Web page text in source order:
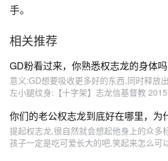
手。
相关推荐
GD粉看过来，你熟悉权志龙的身体吗
意义:GD想要吸收更多好的东西,同时释放
左小腿纹身:【十字架】志龙信基督教
你们的老公权志龙到底好在哪里，为
提起权志龙,很自然就会想起他身上的众多
孩子一定是吃可爱长大的吧,笑起来怎么可